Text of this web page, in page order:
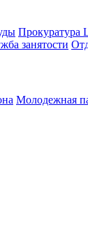
Прокуратура
занятости
Молодежная